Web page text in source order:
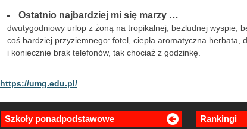
Ostatnio najbardziej mi się marzy …
dwutygodniowy urlop z żoną na tropikalnej, bezludnej wyspie,
coś bardziej przyziemnego: fotel, ciepła aromatyczna herbata,
i koniecznie brak telefonów, tak chociaż z godzinkę.
https://umg.edu.pl/
Szkoły ponadpodstawowe Rankingi